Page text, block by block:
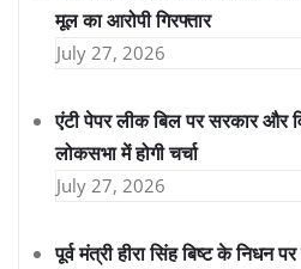
मूल का आरोपी गिरफ्तार
July 27, 2026
एंटी पेपर लीक बिल पर सरकार और
लोकसभा में होगी चर्चा
July 27, 2026
पूर्व मंत्री हीरा सिंह बिष्ट के निधन